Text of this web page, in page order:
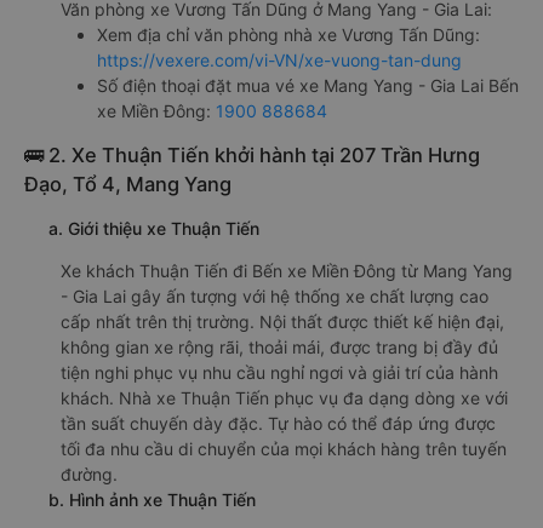
Văn phòng xe Vương Tấn Dũng ở Mang Yang - Gia Lai:
Xem địa chỉ văn phòng nhà xe Vương Tấn Dũng:
https://vexere.com/vi-VN/xe-vuong-tan-dung
Số điện thoại đặt mua vé xe Mang Yang - Gia Lai Bến
xe Miền Đông: 1900 888684
🚌 2. Xe Thuận Tiến khởi hành tại 207 Trần Hưng
Đạo, Tổ 4, Mang Yang
a. Giới thiệu xe Thuận Tiến
Xe khách Thuận Tiến đi Bến xe Miền Đông từ Mang Yang
- Gia Lai gây ấn tượng với hệ thống xe chất lượng cao
cấp nhất trên thị trường. Nội thất được thiết kế hiện đại,
không gian xe rộng rãi, thoải mái, được trang bị đầy đủ
tiện nghi phục vụ nhu cầu nghỉ ngơi và giải trí của hành
khách. Nhà xe Thuận Tiến phục vụ đa dạng dòng xe với
tần suất chuyến dày đặc. Tự hào có thể đáp ứng được
tối đa nhu cầu di chuyển của mọi khách hàng trên tuyến
đường.
b. Hình ảnh xe Thuận Tiến